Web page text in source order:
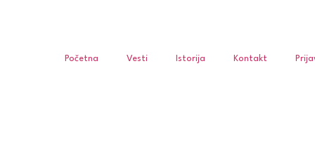
Početna Vesti Istorija Kontakt